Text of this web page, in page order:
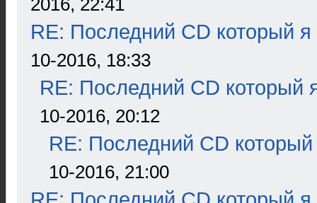
2016, 22:41
RE: Последний CD который я
10-2016, 18:33
RE: Последний CD который
10-2016, 20:12
RE: Последний CD который
10-2016, 21:00